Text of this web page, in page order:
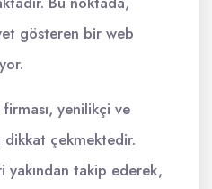
gösteren bir web
firması, yenilikçi ve
dikkat çekmektedir.
takip ederek,